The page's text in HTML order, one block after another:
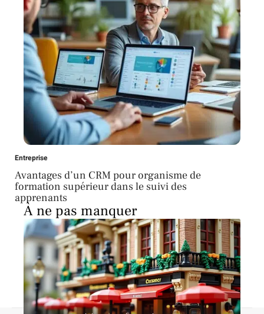
Entreprise
Avantages d’un CRM pour organisme de
formation supérieur dans le suivi des
apprenants
À ne pas manquer